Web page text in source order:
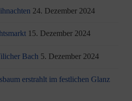
24. Dezember 2024
15. Dezember 2024
Bach 5. Dezember 2024
erstrahlt im festlichen Glanz